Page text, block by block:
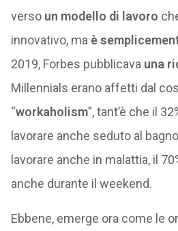
verso un modello di lavoro
innovativo, ma è
2019, Forbes pubblicava una
Millennials erano affetti dal
“workaholism”, tant’è che il
lavorare anche seduto al
lavorare anche in malattia, il
anche durante il weekend.
Ebbene, emerge ora come le